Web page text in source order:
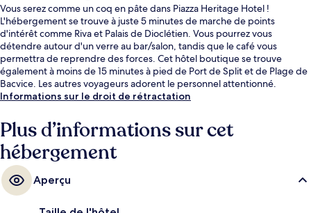
Vous serez comme un coq en pâte dans Piazza Heritage Hotel !
L'hébergement se trouve à juste 5 minutes de marche de points
d'intérêt comme Riva et Palais de Dioclétien. Vous pourrez vous
détendre autour d'un verre au bar/salon, tandis que le café vous
permettra de reprendre des forces. Cet hôtel boutique se trouve
également à moins de 15 minutes à pied de Port de Split et de Plage de
Bacvice. Les autres voyageurs adorent le personnel attentionné.
Informations sur le droit de rétractation
Plus d’informations sur cet
hébergement
Aperçu